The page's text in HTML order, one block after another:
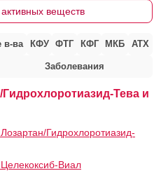
веществ
в-ва КФУ ФТГ КФГ МКБ АТХ
Заболевания
Тева и
Гидрохлоротиазид-
Виал